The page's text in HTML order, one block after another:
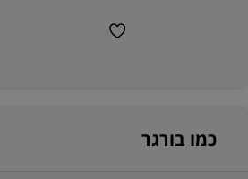
כמו בורגר